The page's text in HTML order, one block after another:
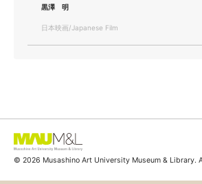
黒澤 明
日本映画/Japanese Film
© 2026 Musashino Art University Museum & Library.